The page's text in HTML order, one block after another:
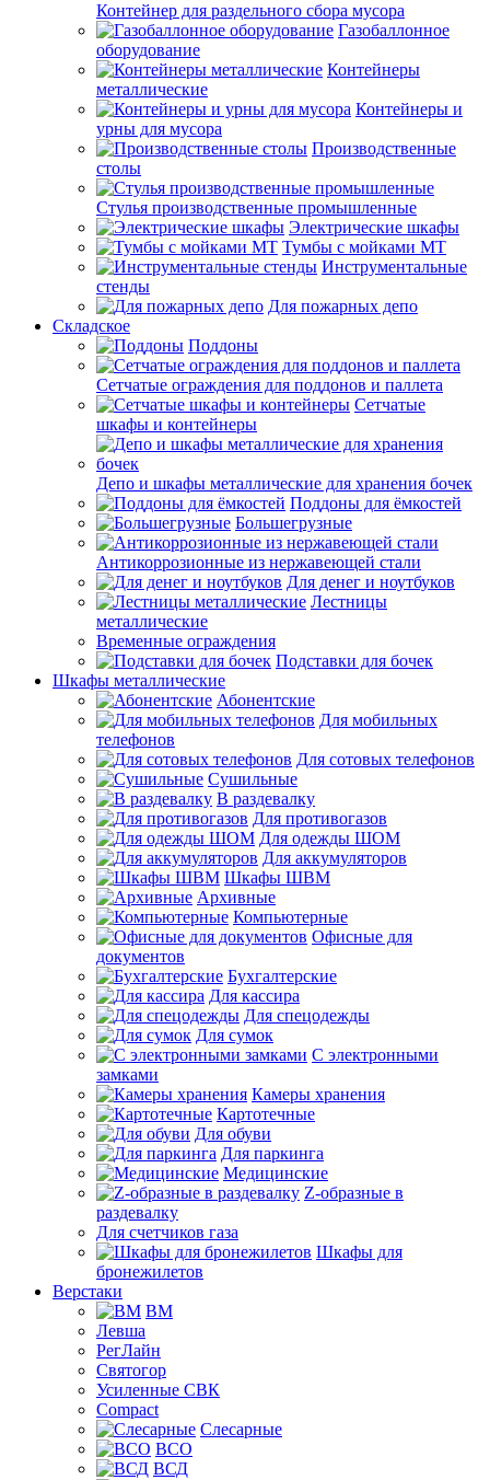
Контейнер для раздельного сбора мусора
Газобаллонное
оборудование
Контейнеры
металлические
Контейнеры и
урны для мусора
Производственные
столы
Стулья производственные промышленные
Электрические шкафы
Тумбы с мойками МТ
Инструментальные
стенды
Для пожарных депо
Складское
Поддоны
Сетчатые ограждения для поддонов и паллета
Сетчатые
шкафы и контейнеры
Депо и шкафы металлические для хранения бочек
Поддоны для ёмкостей
Большегрузные
Антикоррозионные из нержавеющей стали
Для денег и ноутбуков
Лестницы
металлические
Временные ограждения
Подставки для бочек
Шкафы металлические
Абонентские
Для мобильных
телефонов
Для сотовых телефонов
Сушильные
В раздевалку
Для противогазов
Для одежды ШОМ
Для аккумуляторов
Шкафы ШВМ
Архивные
Компьютерные
Офисные для
документов
Бухгалтерские
Для кассира
Для спецодежды
Для сумок
С электронными
замками
Камеры хранения
Картотечные
Для обуви
Для паркинга
Медицинские
Z-образные в
раздевалку
Для счетчиков газа
Шкафы для
бронежилетов
Верстаки
ВМ
Левша
РегЛайн
Святогор
Усиленные СВК
Compact
Слесарные
ВСО
ВСД